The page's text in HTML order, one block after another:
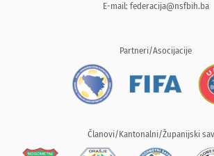
E-mail: federacija@nsfbih.ba
Partneri/Asocijacije
Članovi/Kantonalni/Županijski